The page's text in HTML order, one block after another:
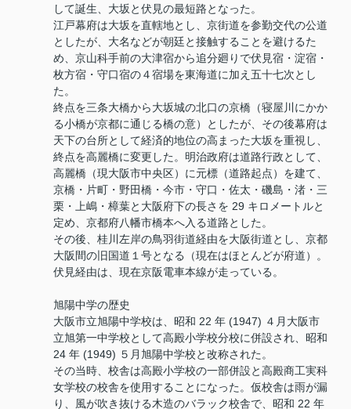
して誕生、大坂と伏見の最短路となった。
江戸幕府は大坂を直轄地とし、京街道を参勤交代の公道
としたが、大名などが朝廷と接触することを避けるた
め、京山科手前の大津宿から追分廻りで伏見宿・淀宿・
枚方宿・守口宿の４宿場を東海道に加え五十七次とし
た。
終点を三条大橋から大坂城の北口の京橋（寝屋川にかか
る小橋が京都に通じる橋の意）としたが、その後幕府は
天下の台所として経済的地位の高まった大坂を重視し、
終点を高麗橋に変更した。明治政府は道路行政として、
高麗橋（現大阪市中央区）に元標（道路起点）を建て、
京橋・片町・野田橋・今市・守口・佐太・磯島・渚・三
栗・上嶋・樟葉と大阪府下の長さを 29 キロメートルと
定め、京都府八幡市橋本へ入る道路とした。
その後、桂川左岸の鳥羽街道経由を大阪街道とし、京都
大阪間の旧国道１号となる（現在はほとんどが府道）。
伏見経由は、現在京阪電車本線が走っている。
旭陽中学の歴史
大阪市立旭陽中学校は、昭和 22 年 (1947) ４月大阪市
立旭第一中学校として高殿小学校分校に併設され、昭和
24 年 (1949) ５月旭陽中学校と改称された。
その当時、校舎は高殿小学校の一部併設と高殿商工実科
女学校の校舎を使用することになった。仮校舎は雨が漏
り、風が吹き抜ける木造のバラック校舎で、昭和 22 年